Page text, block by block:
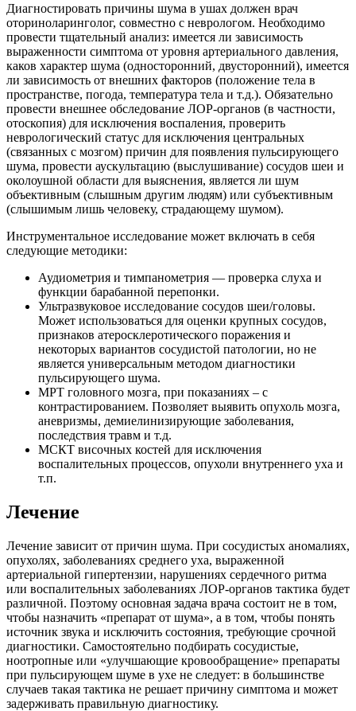
Диагностировать причины шума в ушах должен врач
оториноларинголог, совместно с неврологом. Необходимо
провести тщательный анализ: имеется ли зависимость
выраженности симптома от уровня артериального давления,
каков характер шума (односторонний, двусторонний), имеется
ли зависимость от внешних факторов (положение тела в
пространстве, погода, температура тела и т.д.). Обязательно
провести внешнее обследование ЛОР-органов (в частности,
отоскопия) для исключения воспаления, проверить
неврологический статус для исключения центральных
(связанных с мозгом) причин для появления пульсирующего
шума, провести аускультацию (выслушивание) сосудов шеи и
околоушной области для выяснения, является ли шум
объективным (слышным другим людям) или субъективным
(слышимым лишь человеку, страдающему шумом).
Инструментальное исследование может включать в себя
следующие методики:
Аудиометрия и тимпанометрия — проверка слуха и
функции барабанной перепонки.
Ультразвуковое исследование сосудов шеи/головы.
Может использоваться для оценки крупных сосудов,
признаков атеросклеротического поражения и
некоторых вариантов сосудистой патологии, но не
является универсальным методом диагностики
пульсирующего шума.
МРТ головного мозга, при показаниях – с
контрастированием. Позволяет выявить опухоль мозга,
аневризмы, демиелинизирующие заболевания,
последствия травм и т.д.
МСКТ височных костей для исключения
воспалительных процессов, опухоли внутреннего уха и
т.п.
Лечение
Лечение зависит от причин шума. При сосудистых аномалиях,
опухолях, заболеваниях среднего уха, выраженной
артериальной гипертензии, нарушениях сердечного ритма
или воспалительных заболеваниях ЛОР-органов тактика будет
различной. Поэтому основная задача врача состоит не в том,
чтобы назначить «препарат от шума», а в том, чтобы понять
источник звука и исключить состояния, требующие срочной
диагностики. Самостоятельно подбирать сосудистые,
ноотропные или «улучшающие кровообращение» препараты
при пульсирующем шуме в ухе не следует: в большинстве
случаев такая тактика не решает причину симптома и может
задерживать правильную диагностику.